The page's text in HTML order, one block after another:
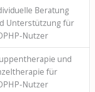
Beratung
Unterstützung für
Nutzer
und
für
Nutzer